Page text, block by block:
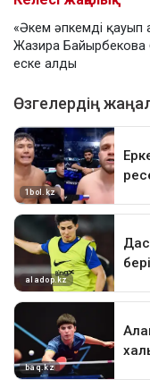
«Әкем әпкемді қауып
Жазира
еске алды